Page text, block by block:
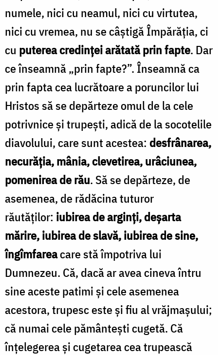
numele, nici cu neamul, nici cu virtutea,
nici cu vremea, nu se câștigă Împărăția, ci
cu puterea credinței arătată prin fapte. Dar
ce înseamnă „prin fapte?”. Înseamnă ca
prin fapta cea lucrătoare a poruncilor lui
Hristos să se depărteze omul de la cele
potrivnice și trupești, adică de la socotelile
diavolului, care sunt acestea: desfrânarea,
necurăția, mânia, clevetirea, urâciunea,
pomenirea de rău. Să se depărteze, de
asemenea, de rădăcina tuturor
răutăților: iubirea de arginți, deșarta
mărire, iubirea de slavă, iubirea de sine,
îngîmfareacare stă împotriva lui
Dumnezeu. Că, dacă ar avea cineva întru
sine aceste patimi și cele asemenea
acestora, trupesc este și fiu al vrăjmașului;
că numai cele pământești cugetă. Că
înțelegerea și cugetarea cea trupească